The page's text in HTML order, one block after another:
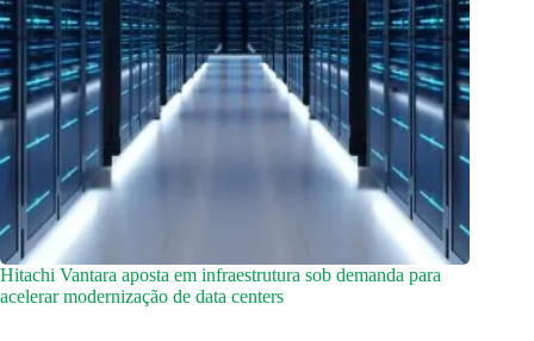
Hitachi Vantara aposta em infraestrutura sob demanda para
acelerar modernização de data centers